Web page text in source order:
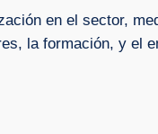
en el sector,
la formación, y el